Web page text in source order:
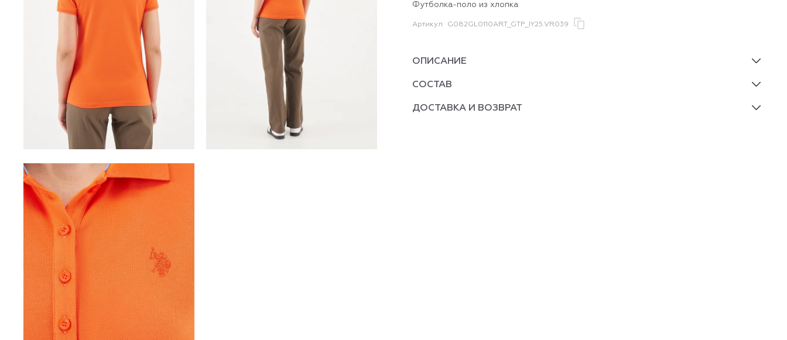
Футболка-поло из хлопка
Артикул G082GL0110ART_GTP_IY25.VR039
ОПИСАНИЕ
СОСТАВ
ДОСТАВКА И ВОЗВРАТ